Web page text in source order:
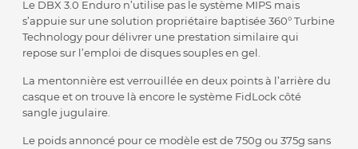
Le DBX 3.0 Enduro n’utilise pas le système MIPS mais
s’appuie sur une solution propriétaire baptisée 360° Turbine
Technology pour délivrer une prestation similaire qui
repose sur l’emploi de disques souples en gel.
La mentonnière est verrouillée en deux points à l’arrière du
casque et on trouve là encore le système FidLock côté
sangle jugulaire.
Le poids annoncé pour ce modèle est de 750g ou 375g sans